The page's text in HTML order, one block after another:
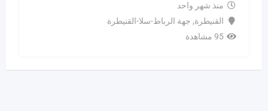
منذ شهر واحد
القنيطرة, جهة الرباط-سلا-القنيطرة
95 مشاهدة